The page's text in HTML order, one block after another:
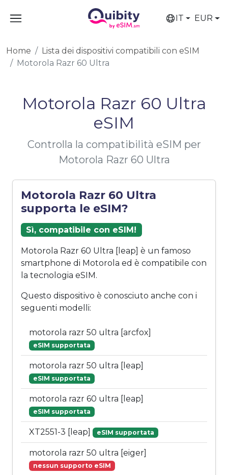
IT EUR
Home
Lista dei dispositivi compatibili con eSIM
Motorola Razr 60 Ultra
Motorola Razr 60 Ultra
eSIM
Controlla la compatibilità eSIM per
Motorola Razr 60 Ultra
Motorola Razr 60 Ultra
supporta le eSIM?
Sì, compatibile con eSIM!
Motorola Razr 60 Ultra [leap] è un famoso
smartphone di Motorola ed è compatibile con
la tecnologia eSIM.
Questo dispositivo è conosciuto anche con i
seguenti modelli:
motorola razr 50 ultra [arcfox]
eSIM supportata
motorola razr 50 ultra [leap]
eSIM supportata
motorola razr 60 ultra [leap]
eSIM supportata
XT2551-3 [leap] eSIM supportata
motorola razr 50 ultra [eiger]
nessun supporto eSIM